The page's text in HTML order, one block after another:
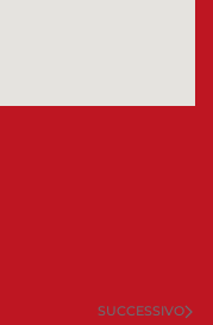
SUCCESSIVO